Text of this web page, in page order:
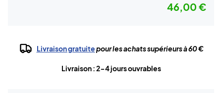
46,00 €
Livraison gratuitepour les achats supérieurs à 60 €
Livraison : 2-4 jours ouvrables